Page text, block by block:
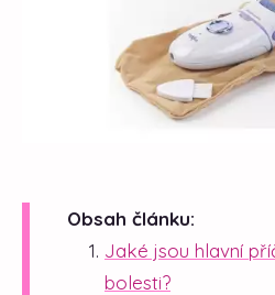
Obsah článku:
Jaké jsou hlavní
bolesti?